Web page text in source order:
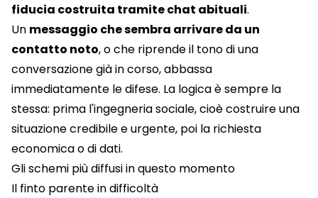
fiducia costruita tramite chat abituali.
Un messaggio che sembra arrivare da un
contatto noto, o che riprende il tono di una
conversazione già in corso, abbassa
immediatamente le difese. La logica è sempre la
stessa: prima l'ingegneria sociale, cioè costruire una
situazione credibile e urgente, poi la richiesta
economica o di dati.
Gli schemi più diffusi in questo momento
Il finto parente in difficoltà